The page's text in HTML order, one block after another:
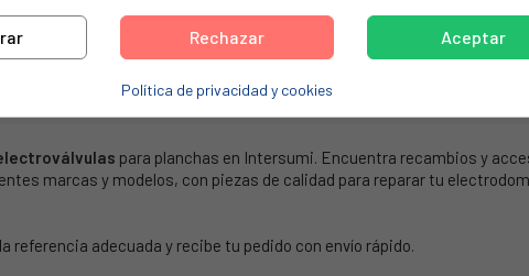
para planchas en Intersumi. Encuentra recambios y
marcas y modelos, con piezas de calidad para reparar tu
referencia adecuada y recibe tu pedido con envío rápido.
Rechazar Aceptar
Política de privacidad y cookies